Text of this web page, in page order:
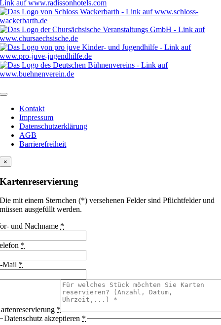
Kontakt
Impressum
Datenschutzerklärung
AGB
Barrierefreiheit
×
Kartenreservierung
Die mit einem Sternchen (*) versehenen Felder sind Pflichtfelder und
müssen ausgefüllt werden.
und Nachname *
*
Mail *
*
Datenschutz akzeptieren *